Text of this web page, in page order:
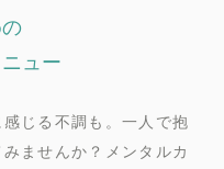
ュー
じる不調も。一人で抱
ませんか？メンタルカ